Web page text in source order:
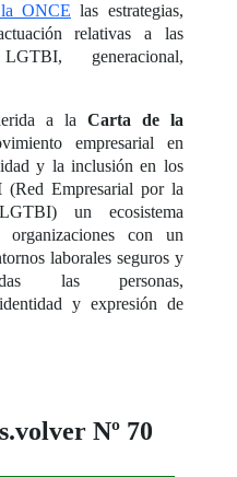
ONCE las estrategias,
relativas a las
generacional,
a la Carta de la
empresarial en
y la inclusión en los
(Red Empresarial por la
un ecosistema
con un
laborales seguros y
las personas,
y expresión de
Nº 70